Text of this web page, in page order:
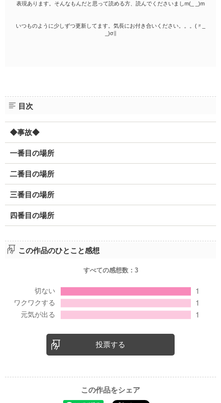
表現あります。そんなもんだと思って読める方、読んでくださいましm(_ _)m
いつものように少しずつ更新してます。気長にお付き合いください。。。(〃_
_)σ∥
目次
◆事故◆
一番目の場所
二番目の場所
三番目の場所
四番目の場所
この作品のひとこと感想
すべての感想数： 3
投票する
この作品をシェア